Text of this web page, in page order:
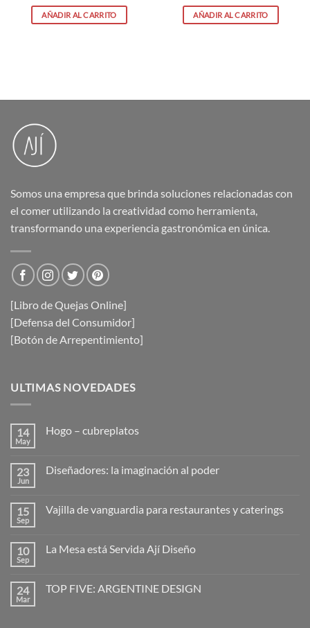
AÑADIR AL CARRITO AÑADIR AL CARRITO
Somos una empresa que brinda soluciones relacionadas con
el comer utilizando la creatividad como herramienta,
transformando una experiencia gastronómica en única.
[Libro de Quejas Online]
[Defensa del Consumidor]
[Botón de Arrepentimiento]
ULTIMAS NOVEDADES
14
May
Hogo – cubreplatos
en
23
Jun
Diseñadores: la imaginación al poder
en
al
poder
15
Sep
Vajilla de vanguardia para restaurantes y caterings
en
para
restaurantes
10
Sep
La Mesa está Servida Ají Diseño
en
24
Mar
TOP FIVE: ARGENTINE DESIGN